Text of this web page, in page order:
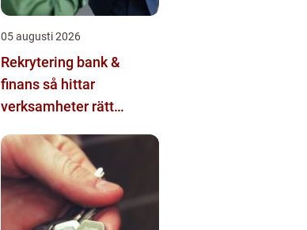
05 augusti 2026
Rekrytering bank &
finans så hittar
verksamheter rätt
värld